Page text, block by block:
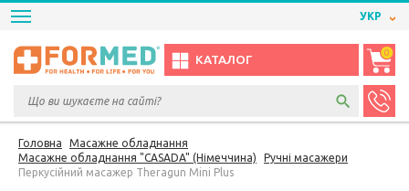
УКР
КАТАЛОГ
0
Головна
Масажне обладнання
Масажне обладнання "CASADA" (Німеччина)
Ручні масажери
Перкусійний масажер Theragun Mini Plus